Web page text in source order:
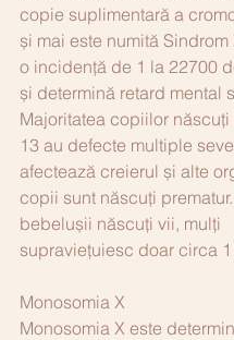
copie suplimentară a
și mai este numită Sindrom
o incidență de 1 la 22700
și determină retard mental
Majoritatea copiilor născuți
13 au defecte multiple
afectează creierul și alte
copii sunt născuți
bebelușii născuți vii, mulți
supraviețuiesc doar circa 1
Monosomia X
Monosomia X este